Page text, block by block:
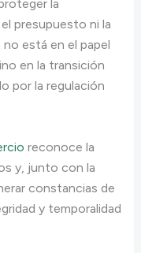
la
presupuesto ni la
está en el papel
en la transición
por la regulación
reconoce la
y, junto con la
constancias de
y temporalidad